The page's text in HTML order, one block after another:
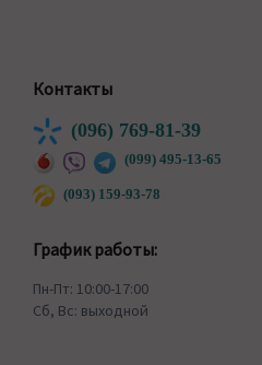
Контакты
(096) 769-81-39
(099) 495-13-65
(093) 159-93-78
График работы:
Пн-Пт: 10:00-17:00
Сб, Вс: выходной